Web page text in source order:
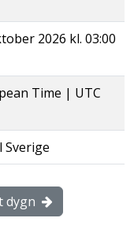
2026 kl. 03:00
Time | UTC
Sverige
dygn